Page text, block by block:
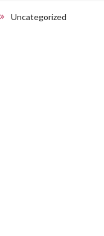
Uncategorized